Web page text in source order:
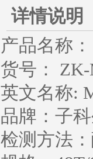
详情说明
产品名称：
货号：
英文名称:
品牌：子
检测方法